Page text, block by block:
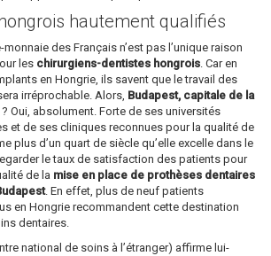
hautement qualifiés
des Français n’est pas l’unique raison
les chirurgiens-dentistes hongrois. Car en
en Hongrie, ils savent que le travail des
irréprochable. Alors, Budapest, capitale de la
Oui, absolument. Forte de ses universités
et de ses cliniques reconnues pour la qualité de
plus d’un quart de siècle qu’elle excelle dans le
le taux de satisfaction des patients pour
de la mise en place de prothèses dentaires
. En effet, plus de neuf patients
en Hongrie recommandent cette destination
dentaires.
national de soins à l’étranger) affirme lui-